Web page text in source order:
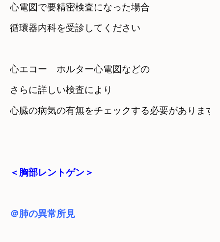
心電図で要精密検査になった場合
循環器内科を受診してください
心エコー　ホルター心電図などの
さらに詳しい検査により
心臓の病気の有無をチェックする必要があります
＜胸部レントゲン＞
＠肺の異常所見